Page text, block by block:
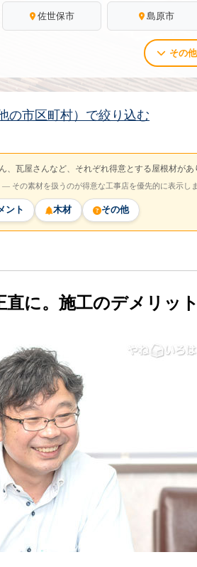
佐世保市 島原市
その
の市区町村）で絞り込む
、瓦屋さんなど、それぞれ得意とする屋根材があ
― その素材を扱うのが得意な工事店を優先的に表示し
ント 木材 その他
直に。施工のデメリッ